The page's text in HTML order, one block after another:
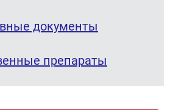
документы
препараты